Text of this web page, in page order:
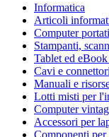
Informatica
Articoli
Computer
Stampanti,
Tablet ed eBook
Cavi e
Manuali e
Lotti misti per
Computer
Accessori per
Componenti